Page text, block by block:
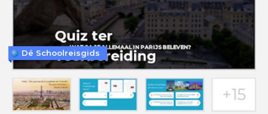
Dé Schoolreisgids